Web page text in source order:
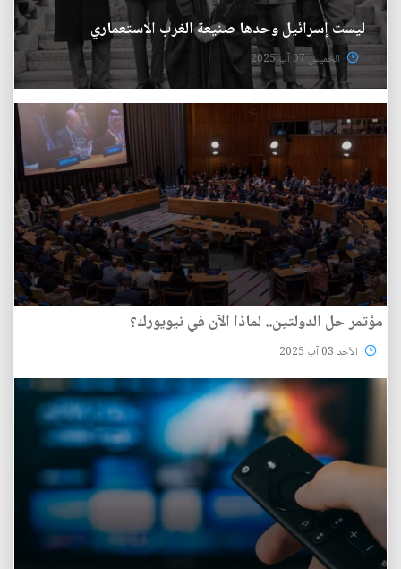
ليست إسرائيل وحدها صنيعة الغرب الاستعماري
الخميس 07 آب 2025
مؤتمر حل الدولتين.. لماذا الآن في نيويورك؟
الأحد 03 آب 2025